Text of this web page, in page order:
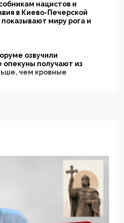
нацистов и
в Киево-Печерской
миру рога и
озвучили
получают из
чем кровные
в России, но
определять
Минцифры намерено
муниципалитетов право
социальные объекты от